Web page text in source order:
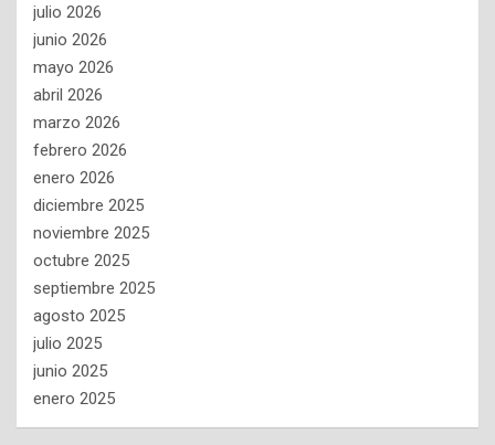
julio 2026
junio 2026
mayo 2026
abril 2026
marzo 2026
febrero 2026
enero 2026
diciembre 2025
noviembre 2025
octubre 2025
septiembre 2025
agosto 2025
julio 2025
junio 2025
enero 2025